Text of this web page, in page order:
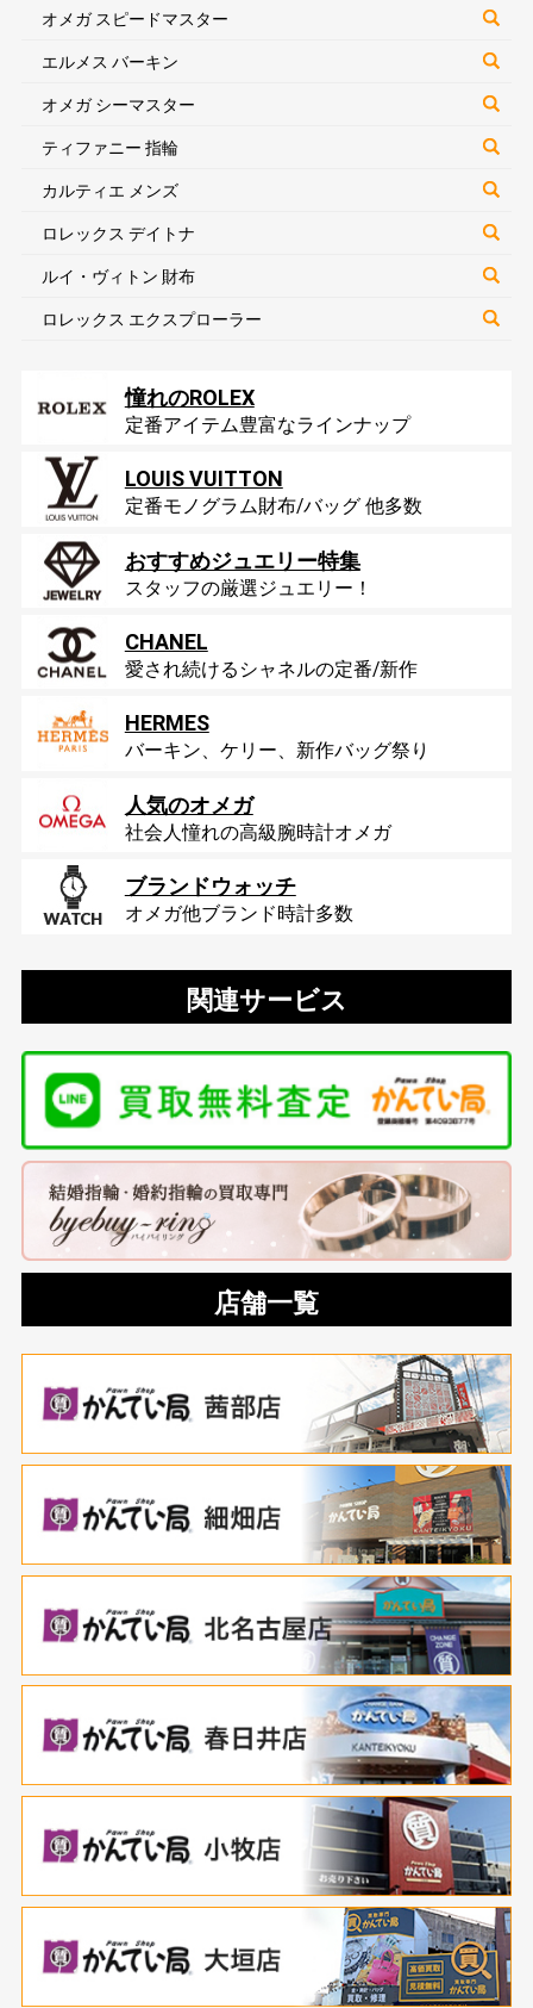
オメガ スピードマスター
エルメス バーキン
オメガ シーマスター
ティファニー 指輪
カルティエ メンズ
ロレックス デイトナ
ルイ・ヴィトン 財布
ロレックス エクスプローラー
憧れのROLEX
定番アイテム豊富なラインナップ
LOUIS VUITTON
定番モノグラム財布/バッグ 他多数
おすすめジュエリー特集
スタッフの厳選ジュエリー！
CHANEL
愛され続けるシャネルの定番/新作
HERMES
バーキン、ケリー、新作バッグ祭り
人気のオメガ
社会人憧れの高級腕時計オメガ
ブランドウォッチ
オメガ他ブランド時計多数
関連サービス
店舗一覧